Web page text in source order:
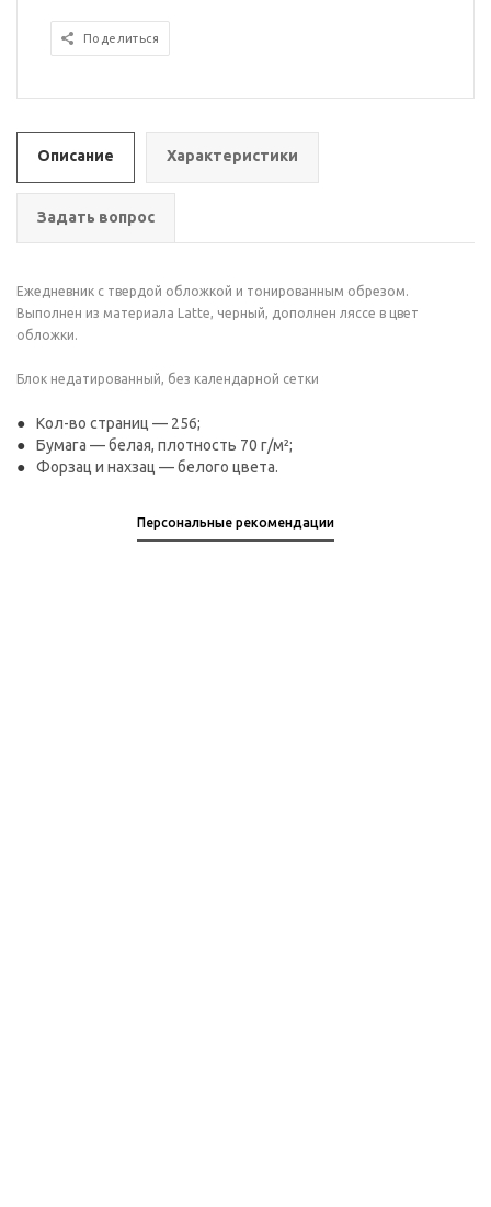
Поделиться
Описание Характеристики
Задать вопрос
Ежедневник с твердой обложкой и тонированным обрезом.
Выполнен из материала Latte, черный, дополнен ляссе в цвет
обложки.
Блок недатированный, без календарной сетки
Кол-во страниц — 256;
Бумага — белая, плотность 70 г/м²;
Форзац и нахзац — белого цвета.
Персональные рекомендации